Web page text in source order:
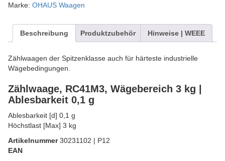
Marke: OHAUS Waagen
Beschreibung Produktzubehör Hinweise | WEEE
Zählwaagen der Spitzenklasse auch für härteste industrielle
Wägebedingungen.
Zählwaage, RC41M3, Wägebereich 3 kg |
Ablesbarkeit 0,1 g
Ablesbarkeit [d] 0,1 g
Höchstlast [Max] 3 kg
Artikelnummer30231102 | P12
EAN